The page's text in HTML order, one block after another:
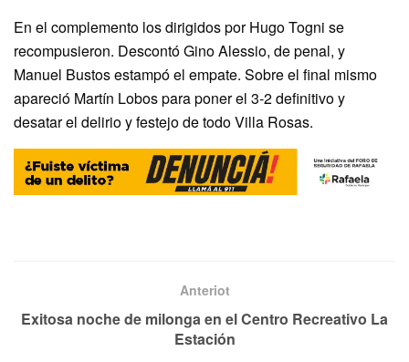
En el complemento los dirigidos por Hugo Togni se
recompusieron. Descontó Gino Alessio, de penal, y
Manuel Bustos estampó el empate. Sobre el final mismo
apareció Martín Lobos para poner el 3-2 definitivo y
desatar el delirio y festejo de todo Villa Rosas.
Anteriot
Exitosa noche de milonga en el Centro Recreativo La
Estación